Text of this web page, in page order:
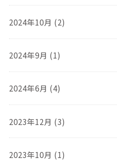
2024年10月 (2)
2024年9月 (1)
2024年6月 (4)
2023年12月 (3)
2023年10月 (1)